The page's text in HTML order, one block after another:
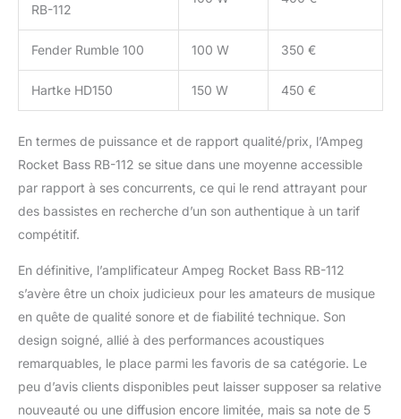
RB-112
Fender Rumble 100 100 W 350 €
Hartke HD150 150 W 450 €
En termes de puissance et de rapport qualité/prix, l’Ampeg
Rocket Bass RB-112 se situe dans une moyenne accessible
par rapport à ses concurrents, ce qui le rend attrayant pour
des bassistes en recherche d’un son authentique à un tarif
compétitif.
En définitive, l’amplificateur Ampeg Rocket Bass RB-112
s’avère être un choix judicieux pour les amateurs de musique
en quête de qualité sonore et de fiabilité technique. Son
design soigné, allié à des performances acoustiques
remarquables, le place parmi les favoris de sa catégorie. Le
peu d’avis clients disponibles peut laisser supposer sa relative
nouveauté ou une diffusion encore limitée, mais sa note de 5